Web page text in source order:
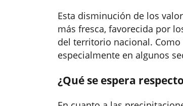
Esta disminución de los
más fresca, favorecida por
del territorio nacional.
especialmente en algunos
¿Qué se espera